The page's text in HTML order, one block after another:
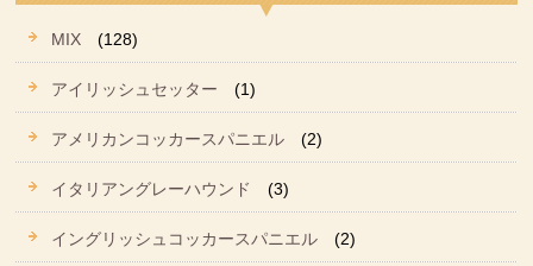
MIX (128)
アイリッシュセッター (1)
アメリカンコッカースパニエル (2)
イタリアングレーハウンド (3)
イングリッシュコッカースパニエル (2)